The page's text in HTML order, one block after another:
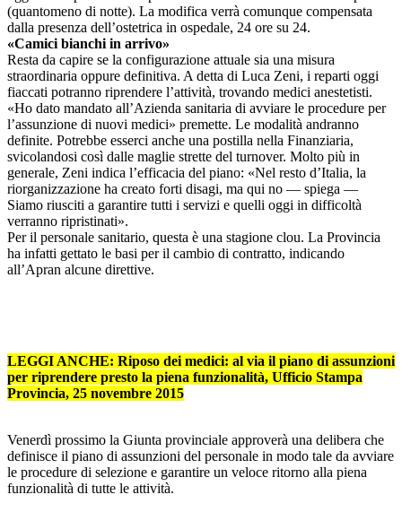
(quantomeno di notte). La modifica verrà comunque compensata
dalla presenza dell’ostetrica in ospedale, 24 ore su 24.
«Camici bianchi in arrivo»
Resta da capire se la configurazione attuale sia una misura
straordinaria oppure definitiva. A detta di Luca Zeni, i reparti oggi
fiaccati potranno riprendere l’attività, trovando medici anestetisti.
«Ho dato mandato all’Azienda sanitaria di avviare le procedure per
l’assunzione di nuovi medici» premette. Le modalità andranno
definite. Potrebbe esserci anche una postilla nella Finanziaria,
svicolandosi così dalle maglie strette del turnover. Molto più in
generale, Zeni indica l’efficacia del piano: «Nel resto d’Italia, la
riorganizzazione ha creato forti disagi, ma qui no — spiega —
Siamo riusciti a garantire tutti i servizi e quelli oggi in difficoltà
verranno ripristinati».
Per il personale sanitario, questa è una stagione clou. La Provincia
ha infatti gettato le basi per il cambio di contratto, indicando
all’Apran alcune direttive.
LEGGI ANCHE: Riposo dei medici: al via il piano di assunzioni
per riprendere presto la piena funzionalità, Ufficio Stampa
Provincia, 25 novembre 2015
Venerdì prossimo la Giunta provinciale approverà una delibera che
definisce il piano di assunzioni del personale in modo tale da avviare
le procedure di selezione e garantire un veloce ritorno alla piena
funzionalità di tutte le attività.